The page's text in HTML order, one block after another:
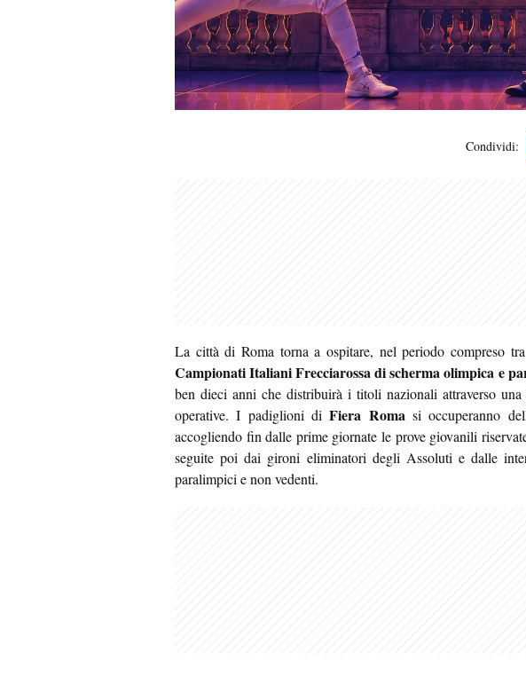
Condividi:
La città di Roma torna a ospitare, nel periodo compreso
Campionati Italiani Frecciarossa di scherma olimpica e
ben dieci anni che distribuirà i titoli nazionali attraverso
operative. I padiglioni diFiera Romasi occuperanno
accogliendo fin dalle prime giornate le prove giovanili
seguite poi dai gironi eliminatori degli Assoluti e dalle
paralimpici e non vedenti.